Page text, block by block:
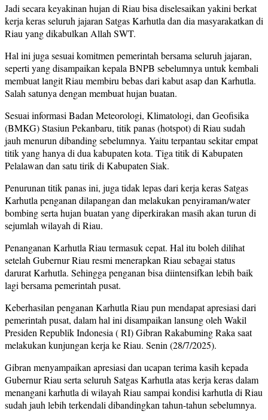
Jadi secara keyakinan hujan di Riau bisa diselesaikan yakini berkat
kerja keras seluruh jajaran Satgas Karhutla dan dia masyarakatkan di
Riau yang dikabulkan Allah SWT.
Hal ini juga sesuai komitmen pemerintah bersama seluruh jajaran,
seperti yang disampaikan kepala BNPB sebelumnya untuk kembali
membuat langit Riau membiru bebas dari kabut asap dan Karhutla.
Salah satunya dengan membuat hujan buatan.
Sesuai informasi Badan Meteorologi, Klimatologi, dan Geofisika
(BMKG) Stasiun Pekanbaru, titik panas (hotspot) di Riau sudah
jauh menurun dibanding sebelumnya. Yaitu terpantau sekitar empat
titik yang hanya di dua kabupaten kota. Tiga titik di Kabupaten
Pelalawan dan satu tirik di Kabupaten Siak.
Penurunan titik panas ini, juga tidak lepas dari kerja keras Satgas
Karhutla penganan dilapangan dan melakukan penyiraman/water
bombing serta hujan buatan yang diperkirakan masih akan turun di
sejumlah wilayah di Riau.
Penanganan Karhutla Riau termasuk cepat. Hal itu boleh dilihat
setelah Gubernur Riau resmi menerapkan Riau sebagai status
darurat Karhutla. Sehingga penganan bisa diintensifkan lebih baik
lagi bersama pemerintah pusat.
Keberhasilan penganan Karhutla Riau pun mendapat apresiasi dari
pemerintah pusat, dalam hal ini disampaikan lansung oleh Wakil
Presiden Republik Indonesia ( RI) Gibran Rakabuming Raka saat
melakukan kunjungan kerja ke Riau. Senin (28/7/2025).
Gibran menyampaikan apresiasi dan ucapan terima kasih kepada
Gubernur Riau serta seluruh Satgas Karhutla atas kerja keras dalam
menangani karhutla di wilayah Riau sampai kondisi karhutla di Riau
sudah jauh lebih terkendali dibandingkan tahun-tahun sebelumnya.